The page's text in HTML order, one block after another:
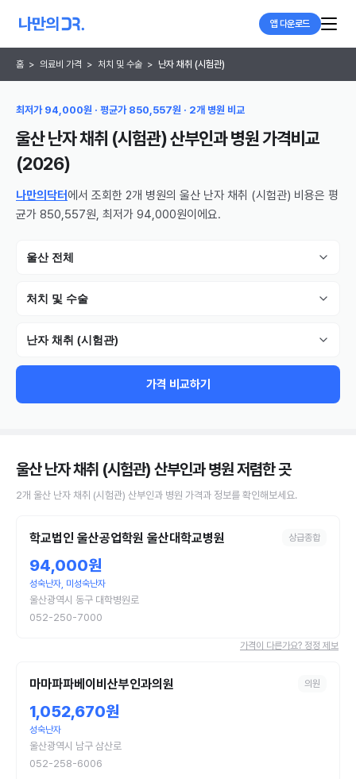
앱 다운로드
홈 > 의료비 가격 > 처치 및 수술 > 난자 채취 (시험관)
최저가 94,000원 · 평균가 850,557원 · 2개 병원 비교
울산 난자 채취 (시험관) 산부인과 병원가격비교
(2026)
나만의닥터 에서 조회한 2개 병원의 울산 난자 채취 (시험관) 비용은 평
균가 850,557원, 최저가 94,000원이에요.
울산 전체
처치 및 수술
난자 채취 (시험관)
가격 비교하기
울산 난자 채취 (시험관) 산부인과 병원저렴한 곳
2개 울산 난자 채취 (시험관) 산부인과 병원 가격과 정보를 확인해보세요.
학교법인 울산공업학원 울산대학교병원 상급종합
94,000원
성숙난자, 미성숙난자
울산광역시 동구 대학병원로
052-250-7000
가격이 다른가요? 정정 제보
마마파파베이비산부인과의원 의원
1,052,670원
성숙난자
울산광역시 남구 삼산로
052-258-6006